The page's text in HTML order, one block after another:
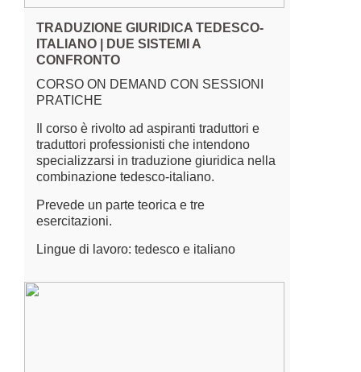
TRADUZIONE GIURIDICA TEDESCO-
ITALIANO | DUE SISTEMI A
CONFRONTO
CORSO ON DEMAND CON SESSIONI
PRATICHE
Il corso è rivolto ad aspiranti traduttori e
traduttori professionisti che intendono
specializzarsi in traduzione giuridica nella
combinazione tedesco-italiano.
Prevede un parte teorica e tre
esercitazioni.
Lingue di lavoro: tedesco e italiano